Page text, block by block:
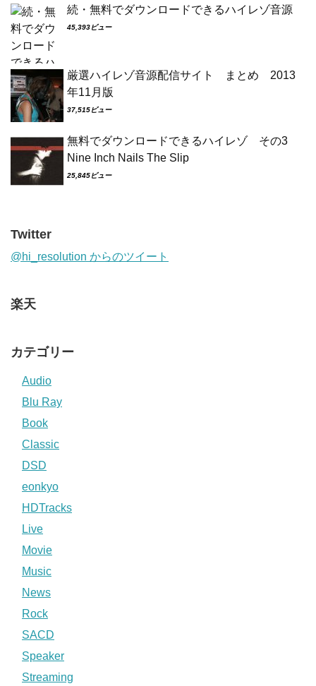
続・無料でダウンロードできるハイレゾ音源
45,393ビュー
厳選ハイレゾ音源配信サイト まとめ 2013
年11月版
37,515ビュー
無料でダウンロードできるハイレゾ その3
Nine Inch Nails The Slip
25,845ビュー
Twitter
@hi_resolution からのツイート
楽天
カテゴリー
Audio
Blu Ray
Book
Classic
DSD
eonkyo
HDTracks
Live
Movie
Music
News
Rock
SACD
Speaker
Streaming